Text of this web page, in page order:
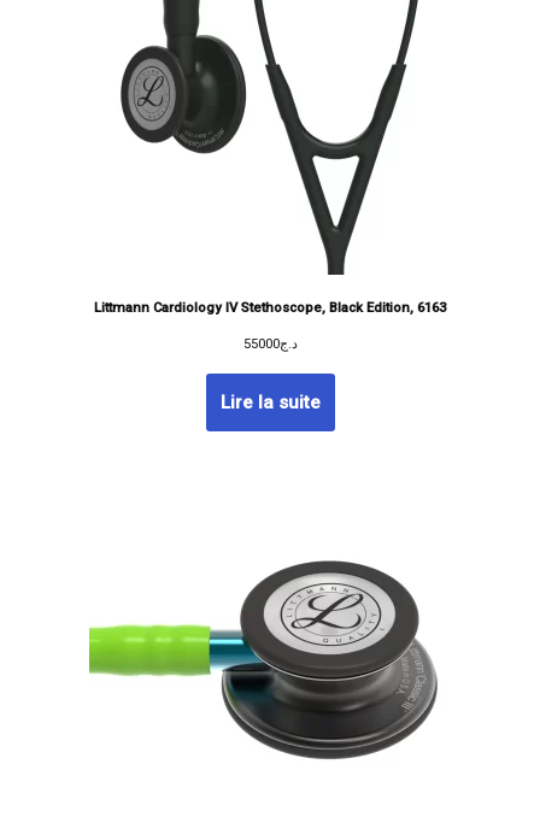
Littmann Cardiology IV Stethoscope, Black Edition, 6163
د.ج55000
Lire la suite